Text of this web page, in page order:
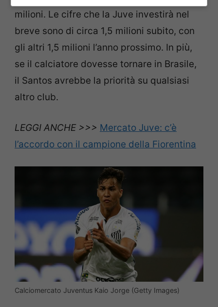
milioni. Le cifre che la Juve investirà nel
breve sono di circa 1,5 milioni subito, con
gli altri 1,5 milioni l’anno prossimo. In più,
se il calciatore dovesse tornare in Brasile,
il Santos avrebbe la priorità su qualsiasi
altro club.
LEGGI ANCHE >>> Mercato Juve: c’è
l’accordo con il campione della Fiorentina
Calciomercato Juventus Kaio Jorge (Getty Images)